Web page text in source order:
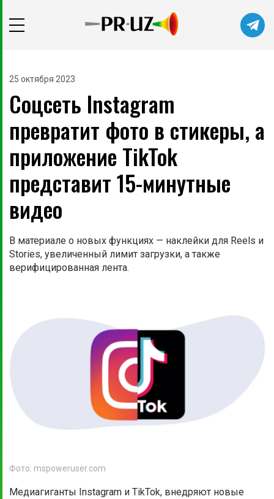
первыми в нашем Telegram-канале
Не сейчас
25 октября 2023
Соцсеть Instagram
превратит фото в стикеры, а
приложение TikTok
представит 15-минутные
видео
В материале о новых функциях — наклейки для Reels и
Stories, увеличенный лимит загрузки, а также
верифицированная лента.
Фото: mspoweruser.com
Медиагиганты Instagram и TikTok, внедряют новые